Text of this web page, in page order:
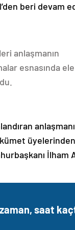
beri devam
anlaşmanın
esnasında ele
üyelerinden
İlham
saat